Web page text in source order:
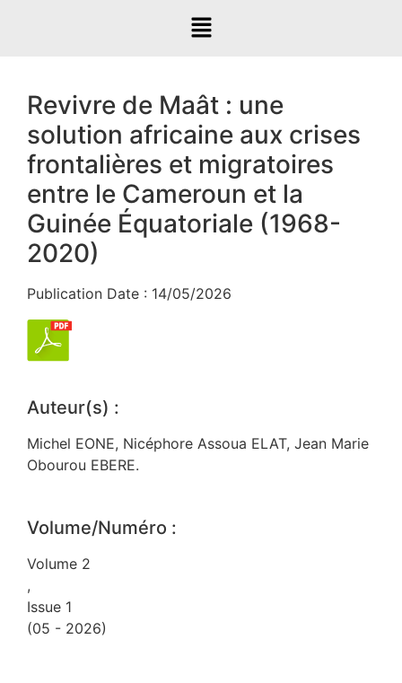
Revivre de Maât : une
solution africaine aux crises
frontalières et migratoires
entre le Cameroun et la
Guinée Équatoriale (1968-
2020)
Publication Date : 14/05/2026
Auteur(s) :
Michel EONE, Nicéphore Assoua ELAT, Jean Marie
Obourou EBERE.
Volume/Numéro :
Volume 2
,
Issue 1
(05 - 2026)